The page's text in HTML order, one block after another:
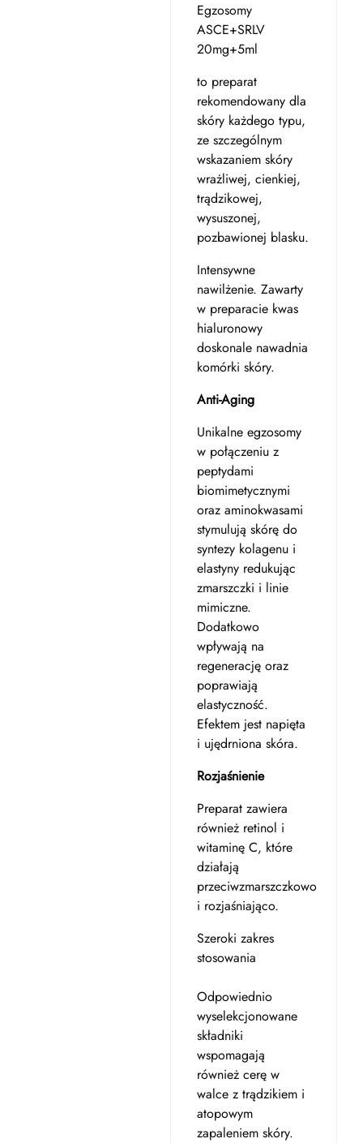
Egzosomy
ASCE+SRLV
20mg+5ml
to preparat
rekomendowany dla
skóry każdego typu,
ze szczególnym
wskazaniem skóry
wrażliwej, cienkiej,
trądzikowej,
wysuszonej,
pozbawionej blasku.
Intensywne
nawilżenie. Zawarty
w preparacie kwas
hialuronowy
doskonale nawadnia
komórki skóry.
Anti-Aging
Unikalne egzosomy
w połączeniu z
peptydami
biomimetycznymi
oraz aminokwasami
stymulują skórę do
syntezy kolagenu i
elastyny redukując
zmarszczki i linie
mimiczne.
Dodatkowo
wpływają na
regenerację oraz
poprawiają
elastyczność.
Efektem jest napięta
i ujędrniona skóra.
Rozjaśnienie
Preparat zawiera
również retinol i
witaminę C, które
działają
przeciwzmarszczkowo
i rozjaśniająco.
Szeroki zakres
stosowania
Odpowiednio
wyselekcjonowane
składniki
wspomagają
również cerę w
walce z trądzikiem i
atopowym
zapaleniem skóry.